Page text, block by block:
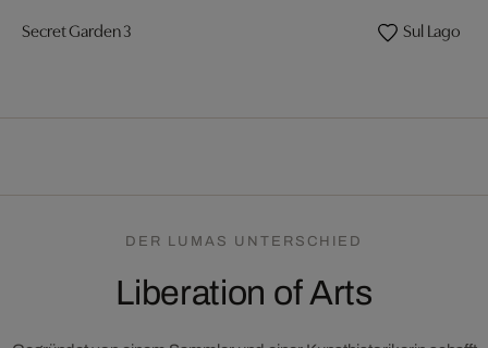
Secret Garden 3 Sul Lago
DER LUMAS UNTERSCHIED
Liberation of Arts